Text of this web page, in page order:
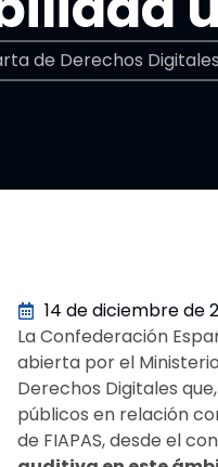
de Derechos
14 de diciembre de
La Confederación
abierta por el
Derechos Digitales
públicos en relación
de FIAPAS, desde el